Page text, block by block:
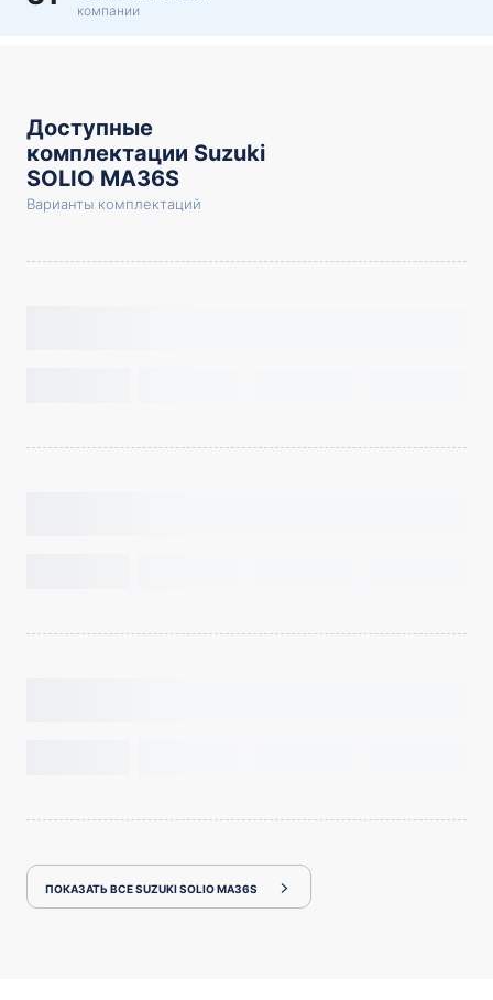
компании
Доступные
комплектации Suzuki
SOLIO MA36S
Варианты комплектаций
ПОКАЗАТЬ ВСЕ SUZUKI SOLIO MA36S